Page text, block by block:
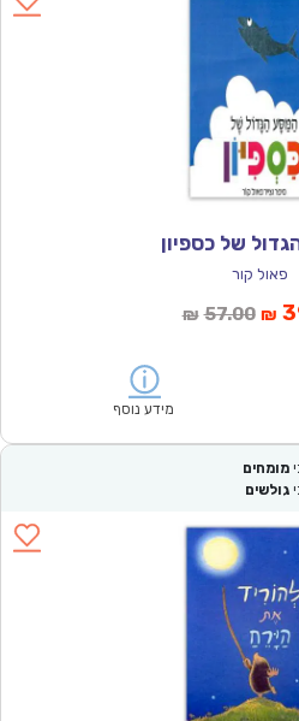
של כספיון
פאול קור
₪ 57.00 ₪
מידע נוסף
מומחים
גולשים